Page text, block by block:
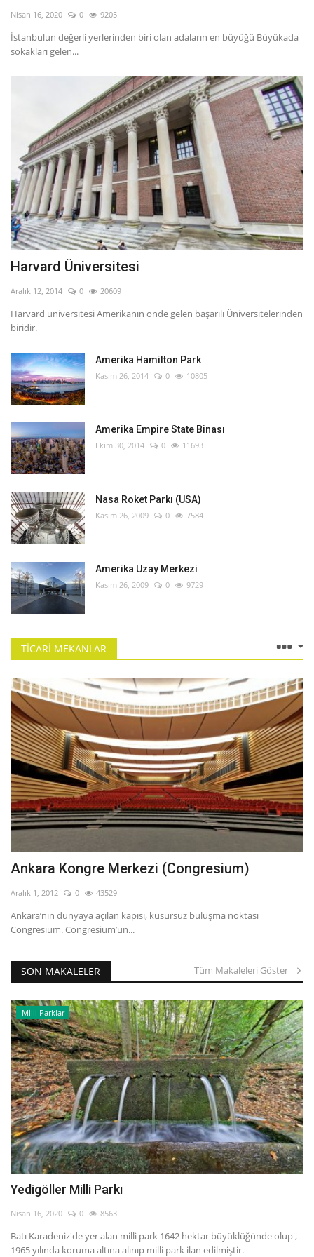
Nisan 16, 2020 0 9205
İstanbulun değerli yerlerinden biri olan adaların en büyüğü Büyükada
sokakları gelen...
Harvard Üniversitesi
Aralık 12, 2014 0 20609
Harvard üniversitesi Amerikanın önde gelen başarılı Üniversitelerinden
biridir.
Amerika Hamilton Park
Kasım 26, 2014 0 10805
Amerika Empire State Binası
Ekim 30, 2014 0 11693
Nasa Roket Parkı (USA)
Kasım 26, 2009 0 7584
Amerika Uzay Merkezi
Kasım 26, 2009 0 9729
TICARI MEKANLAR
Ankara Kongre Merkezi (Congresium)
Aralık 1, 2012 0 43529
Ankara’nın dünyaya açılan kapısı, kusursuz buluşma noktası
Congresium. Congresium’un...
SON MAKALELER Tüm Makaleleri Göster
Milli Parklar
Yedigöller Milli Parkı
Nisan 16, 2020 0 8563
Batı Karadeniz'de yer alan milli park 1642 hektar büyüklüğünde olup ,
1965 yılında koruma altına alınıp milli park ilan edilmiştir.